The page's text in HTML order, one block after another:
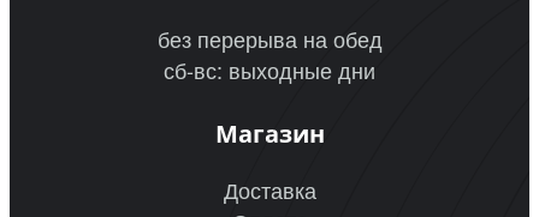
без перерыва на обед
сб-вс: выходные дни
Магазин
Доставка